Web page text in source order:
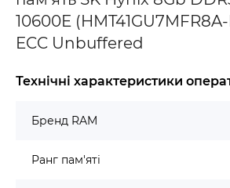
10600E
ECC Unbuffered
Технічні характеристики
Бренд RAM
Ранг пам'яті